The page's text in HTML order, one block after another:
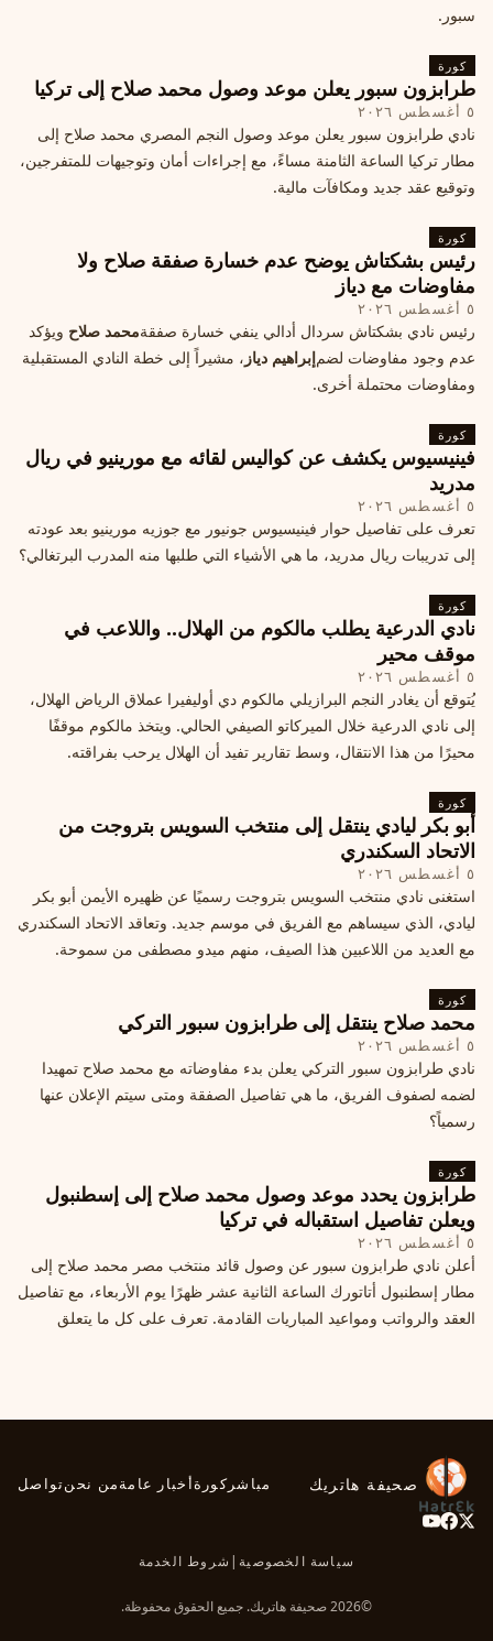
سبور.
كورة
طرابزون سبور يعلن موعد وصول محمد صلاح إلى تركيا
٥ أغسطس ٢٠٢٦
نادي طرابزون سبور يعلن موعد وصول النجم المصري محمد صلاح إلى
مطار تركيا الساعة الثامنة مساءً، مع إجراءات أمان وتوجيهات للمتفرجين،
وتوقيع عقد جديد ومكافآت مالية.
كورة
رئيس بشكتاش يوضح عدم خسارة صفقة صلاح ولا
مفاوضات مع دياز
٥ أغسطس ٢٠٢٦
رئيس نادي بشكتاش سردال أدالي ينفي خسارة صفقةمحمد صلاح ويؤكد
عدم وجود مفاوضات لضمإبراهيم دياز ، مشيراً إلى خطة النادي المستقبلية
ومفاوضات محتملة أخرى.
كورة
فينيسيوس يكشف عن كواليس لقائه مع مورينيو في ريال
مدريد
٥ أغسطس ٢٠٢٦
تعرف على تفاصيل حوار فينيسيوس جونيور مع جوزيه مورينيو بعد عودته
إلى تدريبات ريال مدريد، ما هي الأشياء التي طلبها منه المدرب البرتغالي؟
كورة
نادي الدرعية يطلب مالكوم من الهلال.. واللاعب في
موقف محير
٥ أغسطس ٢٠٢٦
يُتوقع أن يغادر النجم البرازيلي مالكوم دي أوليفيرا عملاق الرياض الهلال،
إلى نادي الدرعية خلال الميركاتو الصيفي الحالي. ويتخذ مالكوم موقفًا
محيرًا من هذا الانتقال، وسط تقارير تفيد أن الهلال يرحب بفراقته.
كورة
أبو بكر ليادي ينتقل إلى منتخب السويس بتروجت من
الاتحاد السكندري
٥ أغسطس ٢٠٢٦
استغنى نادي منتخب السويس بتروجت رسميًا عن ظهيره الأيمن أبو بكر
ليادي، الذي سيساهم مع الفريق في موسم جديد. وتعاقد الاتحاد السكندري
مع العديد من اللاعبين هذا الصيف، منهم ميدو مصطفى من سموحة.
كورة
محمد صلاح ينتقل إلى طرابزون سبور التركي
٥ أغسطس ٢٠٢٦
نادي طرابزون سبور التركي يعلن بدء مفاوضاته مع محمد صلاح تمهيدا
لضمه لصفوف الفريق، ما هي تفاصيل الصفقة ومتى سيتم الإعلان عنها
رسمياً؟
كورة
طرابزون يحدد موعد وصول محمد صلاح إلى إسطنبول
ويعلن تفاصيل استقباله في تركيا
٥ أغسطس ٢٠٢٦
أعلن نادي طرابزون سبور عن وصول قائد منتخب مصر محمد صلاح إلى
مطار إسطنبول أتاتورك الساعة الثانية عشر ظهرًا يوم الأربعاء، مع تفاصيل
العقد والرواتب ومواعيد المباريات القادمة. تعرف على كل ما يتعلق
صحيفة هاتريك مباشر كورةأخبار عامةمن نحنتواصل
سياسة الخصوصية | شروط الخدمة
©2026 صحيفة هاتريك. جميع الحقوق محفوظة.